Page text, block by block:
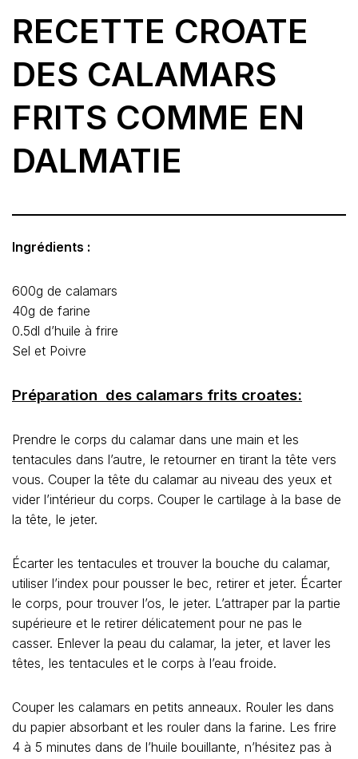
RECETTE CROATE
DES CALAMARS
FRITS COMME EN
DALMATIE
Ingrédients :
600g de calamars
40g de farine
0.5dl d’huile à frire
Sel et Poivre
Préparation des calamars frits croates:
Prendre le corps du calamar dans une main et les
tentacules dans l’autre, le retourner en tirant la tête vers
vous. Couper la tête du calamar au niveau des yeux et
vider l’intérieur du corps. Couper le cartilage à la base de
la tête, le jeter.
Écarter les tentacules et trouver la bouche du calamar,
utiliser l’index pour pousser le bec, retirer et jeter. Écarter
le corps, pour trouver l’os, le jeter. L’attraper par la partie
supérieure et le retirer délicatement pour ne pas le
casser. Enlever la peau du calamar, la jeter, et laver les
têtes, les tentacules et le corps à l’eau froide.
Couper les calamars en petits anneaux. Rouler les dans
du papier absorbant et les rouler dans la farine. Les frire
4 à 5 minutes dans de l’huile bouillante, n’hésitez pas à